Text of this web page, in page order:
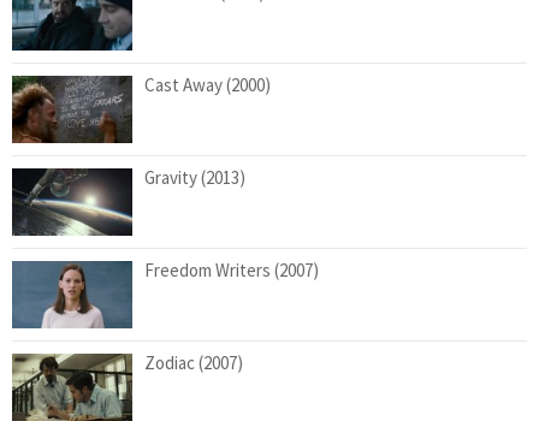
Cast Away (2000)
Gravity (2013)
Freedom Writers (2007)
Zodiac (2007)